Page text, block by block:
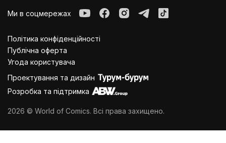
Ми в соцмережах
Політика конфіденційності
Публiчна оферта
Угода користувача
Проектування та дизайн
Розробка та підтримка
2026 © World of Comics. Всі права захищено.